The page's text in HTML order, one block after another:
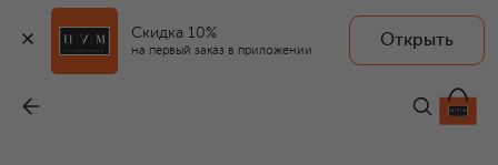
Скидка 10%
на первый заказ в приложении
Открыть
22 400 ₽